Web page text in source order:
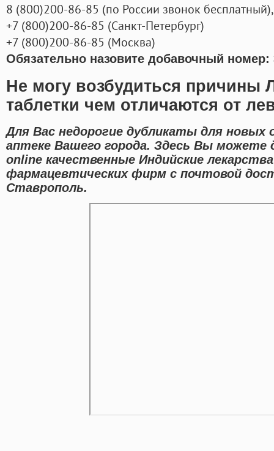
8 (800)200-86-85 (по России звонок бесплатный),
+7 (800)200-86-85 (Санкт-Петербург)
+7 (800)200-86-85 (Москва)
Обязательно назовите добавочный номер:
Не могу возбудиться причины
таблетки чем отличаются от
Для Вас недорогие дубликаты для
аптеке Вашего города. Здесь Вы можете
online качественные Индийские
фармацевтических фирм с почтовой
Ставрополь.